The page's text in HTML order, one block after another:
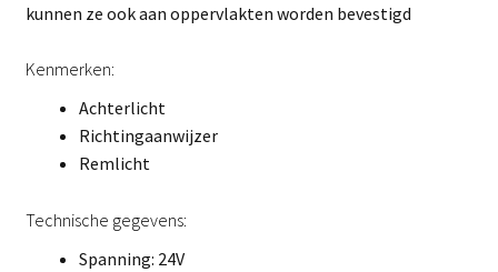
kunnen ze ook aan oppervlakten worden bevestigd
Kenmerken:
Achterlicht
Richtingaanwijzer
Remlicht
Technische gegevens:
Spanning: 24V